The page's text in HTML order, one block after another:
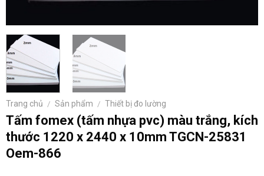
Trang chủ / Sản phẩm / Thiết bị đo lường
Tấm fomex (tấm nhựa pvc) màu trắng, kích
thước 1220 x 2440 x 10mm TGCN-25831
Oem-866